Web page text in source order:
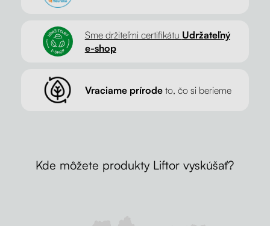
Sme držiteľmi certifikátu Udržateľný
e-shop
Vraciame prírodeto, čo si berieme
Kde môžete produkty Liftor vyskúšať?